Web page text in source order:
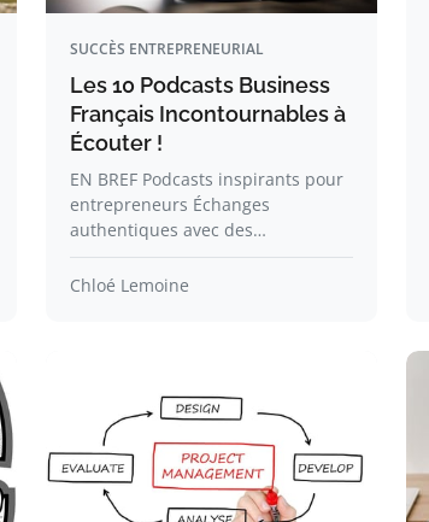
SUCCÈS ENTREPRENEURIAL
Les 10 Podcasts Business
Français Incontournables à
Écouter !
EN BREF Podcasts inspirants pour
entrepreneurs Échanges
authentiques avec des…
Chloé Lemoine